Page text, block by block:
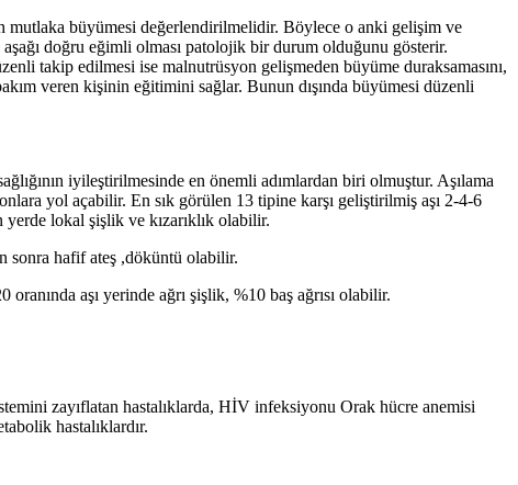
mutlaka büyümesi değerlendirilmelidir. Böylece o anki gelişim ve
doğru eğimli olması patolojik bir durum olduğunu gösterir.
takip edilmesi ise malnutrüsyon gelişmeden büyüme duraksamasını,
veren kişinin eğitimini sağlar. Bunun dışında büyümesi düzenli
iyileştirilmesinde en önemli adımlardan biri olmuştur. Aşılama
yol açabilir. En sık görülen 13 tipine karşı geliştirilmiş aşı 2-4-6
yerde lokal şişlik ve kızarıklık olabilir.
sonra hafif ateş ,döküntü olabilir.
aşı yerinde ağrı şişlik, %10 baş ağrısı olabilir.
zayıflatan hastalıklarda, HİV infeksiyonu Orak hücre anemisi
hastalıklardır.